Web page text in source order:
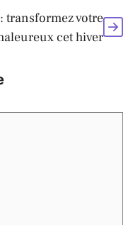
transformez votre
cet hiver